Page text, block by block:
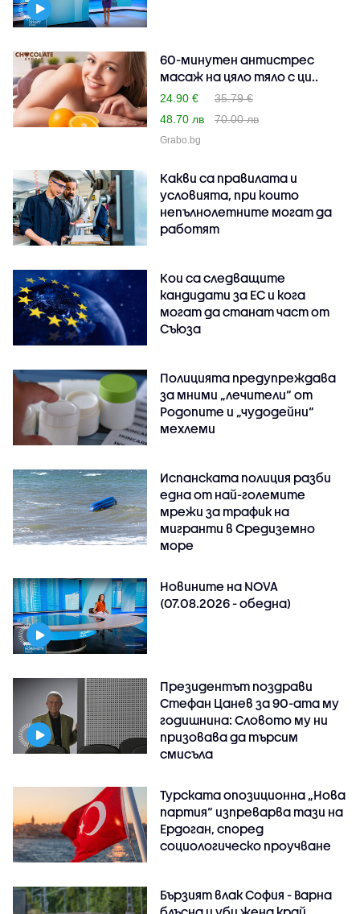
60-минутен антистрес
масаж на цяло тяло с ци..
24.90 €
35.79 €
48.70 лв
70.00 лв
Grabo.bg
Какви са правилата и
условията, при които
непълнолетните могат да
работят
Кои са следващите
кандидати за ЕС и кога
могат да станат част от
Съюза
Полицията предупреждава
за мними „лечители“ от
Родопите и „чудодейни“
мехлеми
Испанската полиция разби
една от най-големите
мрежи за трафик на
мигранти в Средиземно
море
Новините на NOVA
(07.08.2026 - обедна)
Президентът поздрави
Стефан Цанев за 90-ата му
годишнина: Словото му ни
призовава да търсим
смисъла
Турската опозиционна „Нова
партия“ изпреварва тази на
Ердоган, според
социологическо проучване
Бързият влак София - Варна